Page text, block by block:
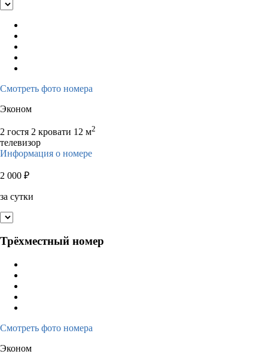
Смотреть фото номера
Эконом
2 гостя 2 кровати 12 м2
телевизор
Информация о номере
2 000 ₽
за сутки
Трёхместный номер
Смотреть фото номера
Эконом